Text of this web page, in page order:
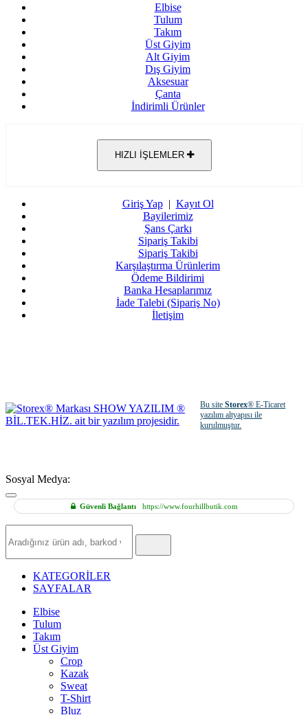
Elbise
Tulum
Takım
Üst Giyim
Alt Giyim
Dış Giyim
Aksesuar
Çanta
İndirimli Ürünler
HIZLI İŞLEMLER
Giriş Yap| Kayıt Ol
Bayilerimiz
Şans Çarkı
Sipariş Takibi
Sipariş Takibi
Karşılaştırma Ürünlerim
Ödeme Bildirimi
Banka Hesaplarımız
İade Talebi (Sipariş No)
İletişim
Bu siteStorex® E-Ticaret
yazılım altyapısı ile
kurulmuştur.
Sosyal Medya:
Güvenli Bağlantıhttps://www.fourhillbutik.com
Ürün
KATEGORİLER
SAYFALAR
Elbise
Tulum
Takım
Üst Giyim
Crop
Kazak
Sweat
T-Shirt
Bluz